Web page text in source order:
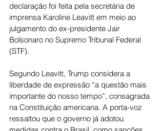
declaração foi feita pela secretária de
imprensa Karoline Leavitt em meio ao
julgamento do ex-presidente Jair
Bolsonaro no Supremo Tribunal Federal
(STF).
Segundo Leavitt, Trump considera a
liberdade de expressão “a questão mais
importante do nosso tempo”, consagrada
na Constituição americana. A porta-voz
ressaltou que o governo já adotou